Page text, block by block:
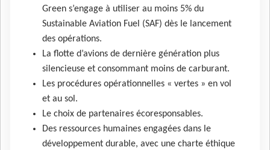
Green s’engage à utiliser au moins 5% du
Sustainable Aviation Fuel (SAF) dès le lancement
des opérations.
La flotte d’avions de dernière génération plus
silencieuse et consommant moins de carburant.
Les procédures opérationnelles « vertes » en vol
et au sol.
Le choix de partenaires écoresponsables.
Des ressources humaines engagées dans le
développement durable, avec une charte éthique